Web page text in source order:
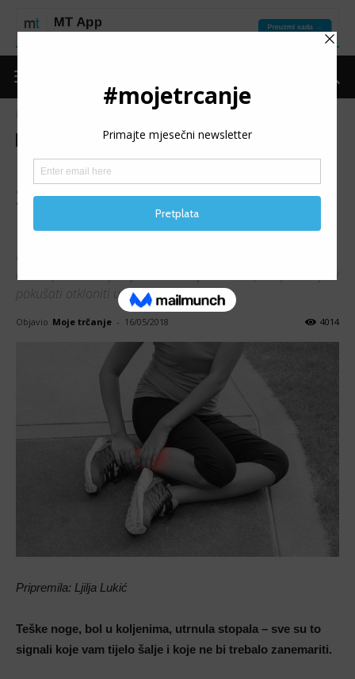
Povrede
Upala mišića, vrtoglavica,
žuljevi… problemi koje
možete lako riješiti
Male smetnje tokom ili bolovi nakon trčanja – trkačima
dobro poznati osjećaji. Potrebno je obratiti pažnju na njih i
pokušati otkloniti uzroke.
Objavio Moje trčanje - 16/05/2018 4014
Pripremila: Ljilja Lukić
Teške noge, bol u koljenima, utrnula stopala – sve su to
signali koje vam tijelo šalje i koje ne bi trebalo zanemariti.